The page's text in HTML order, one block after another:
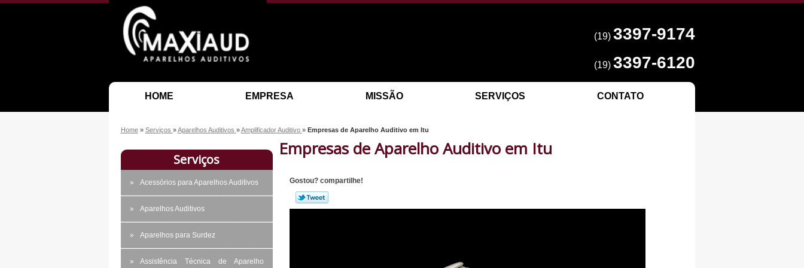
(19) 3397-9174
(19) 3397-6120
HOME EMPRESA MISSÃO SERVIÇOS CONTATO
Home » Serviços »Aparelhos Auditivos »Amplificador Auditivo » Empresas de Aparelho Auditivo em Itu
Serviços
Acessórios para Aparelhos Auditivos
Aparelhos Auditivos
Aparelhos para Surdez
Assistência Técnica de Aparelho
Empresas de Aparelho Auditivo em Itu
Gostou? compartilhe!